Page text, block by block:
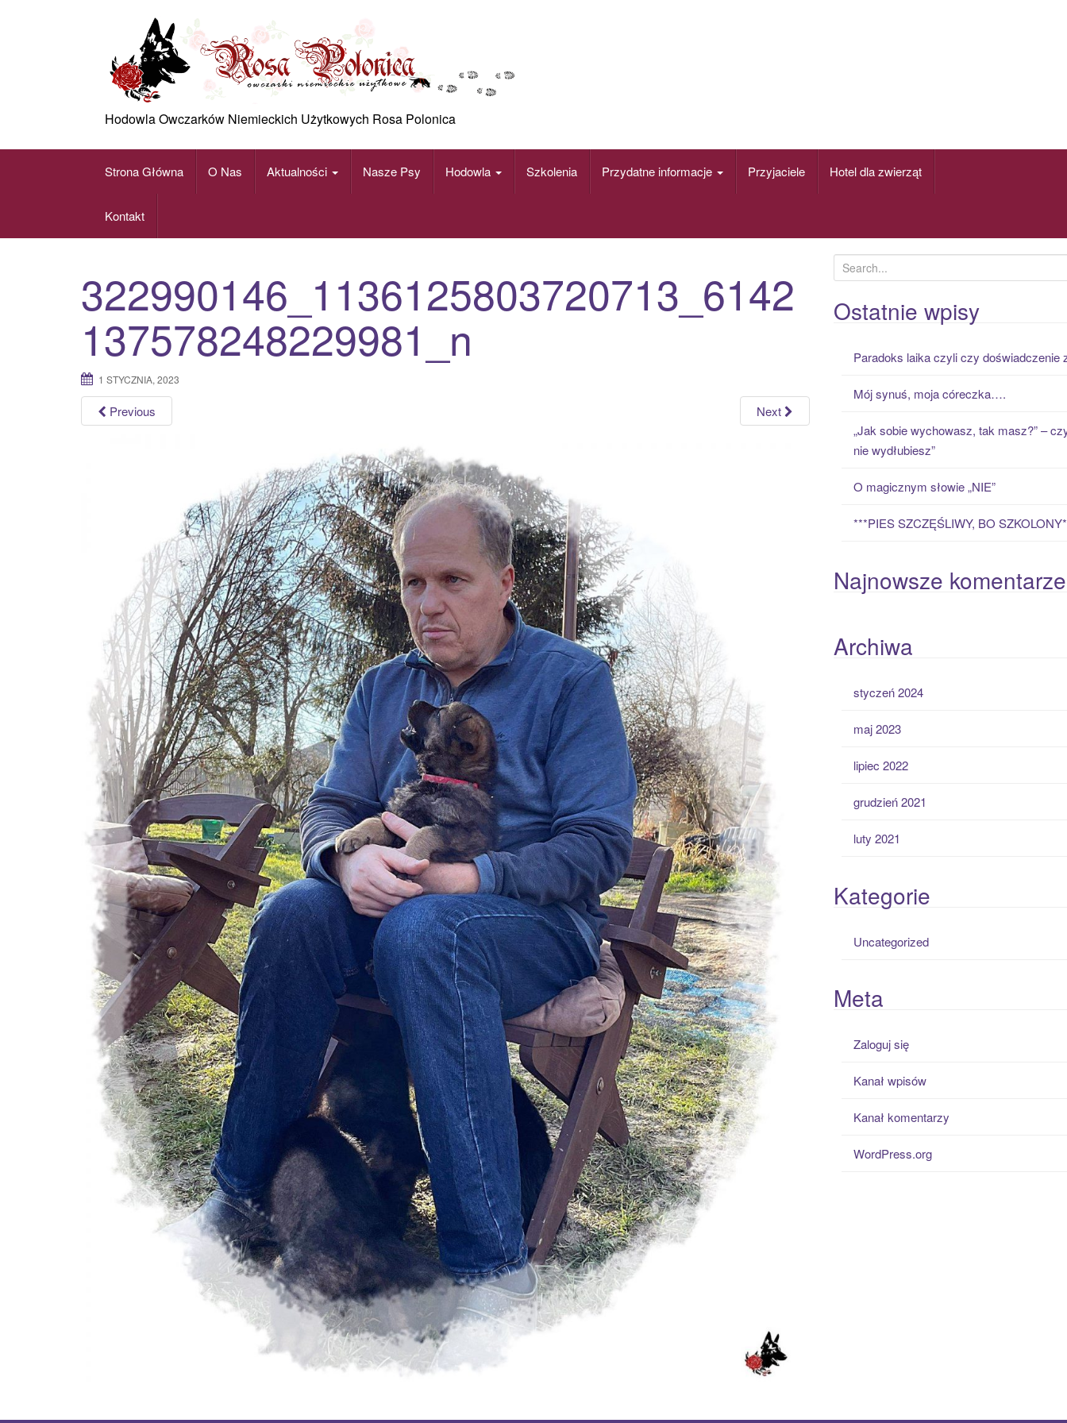
Hodowla Owczarków Niemieckich Użytkowych Rosa Polonica
Strona Główna O Nas Aktualności Nasze Psy Hodowla Szkolenia Przydatne informacje Przyjaciele Hotel dla zwierząt
Kontakt
322990146_1136125803720713_6142
137578248229981_n
1 STYCZNIA, 2023
Previous Next
e
a
r
Ostatnie wpisy
Paradoks laika czyli czy doświadczenie
Mój synuś, moja córeczka….
„Jak sobie wychowasz, tak masz?” –
nie wydłubiesz”
O magicznym słowie „NIE”
***PIES SZCZĘŚLIWY, BO
Najnowsze komentarze
Archiwa
styczeń 2024
maj 2023
lipiec 2022
grudzień 2021
luty 2021
Kategorie
Uncategorized
Meta
Zaloguj się
Kanał wpisów
Kanał komentarzy
WordPress.org